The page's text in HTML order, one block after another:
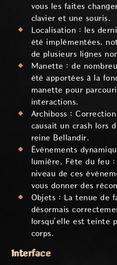
vous les faites
clavier et une souris.
Localisation : les
été implémentées,
de plusieurs lignes
Manette : de
été apportées à la
manette pour
interactions.
Archiboss :
causait un crash lors
reine Bellandir.
Événements
lumière, Fête du feu
niveau de ces
vous donner des
Objets : La tenue de
désormais
lorsqu’elle est teinte
corps.
Interface